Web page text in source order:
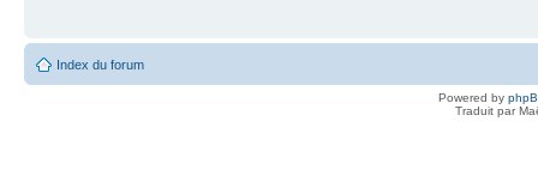
Index du forum
Powered by
Traduit par